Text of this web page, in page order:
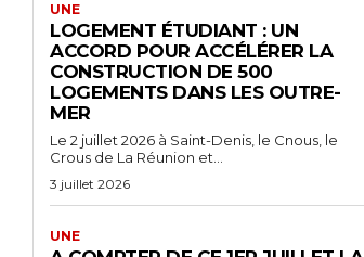
UNE
LOGEMENT ÉTUDIANT : UN
ACCORD POUR ACCÉLÉRER LA
CONSTRUCTION DE 500
LOGEMENTS DANS LES OUTRE-
MER
Le 2 juillet 2026 à Saint-Denis, le Cnous, le
Crous de La Réunion et...
3 juillet 2026
UNE